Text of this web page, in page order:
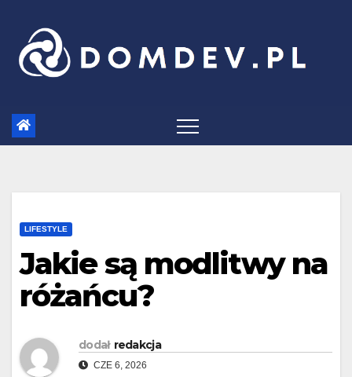
content
LIFESTYLE
Jakie są modlitwy na
różańcu?
dodał redakcja
CZE 6, 2026